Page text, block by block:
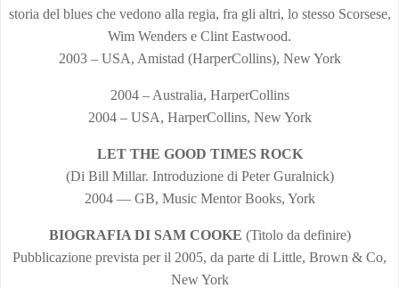
storia del blues che vedono alla regia, fra gli altri, lo stesso Scorsese,
Wim Wenders e Clint Eastwood.
2003 – USA, Amistad (HarperCollins), New York
2004 – Australia, HarperCollins
2004 – USA, HarperCollins, New York
LET THE GOOD TIMES ROCK
(Di Bill Millar. Introduzione di Peter Guralnick)
2004 — GB, Music Mentor Books, York
BIOGRAFIA DI SAM COOKE (Titolo da definire)
Pubblicazione prevista per il 2005, da parte di Little, Brown & Co,
New York